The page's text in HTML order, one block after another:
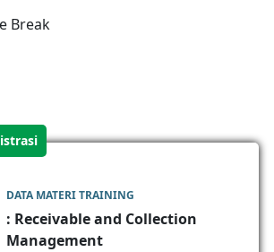
Break
DATA MATERI TRAINING
: Receivable and Collection
Management